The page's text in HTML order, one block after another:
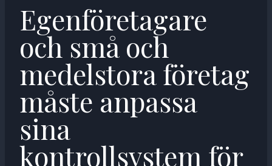
Egenföretagare
och små och
medelstora företag
måste anpassa
sina
kontrollsystem för